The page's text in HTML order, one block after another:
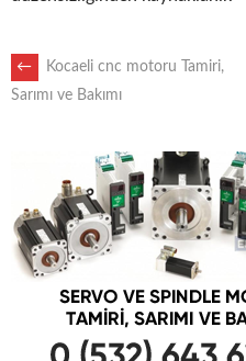
POST
NAVIGATION
←
Kocaeli cnc motoru Tamiri,
Sarımı ve Bakımı